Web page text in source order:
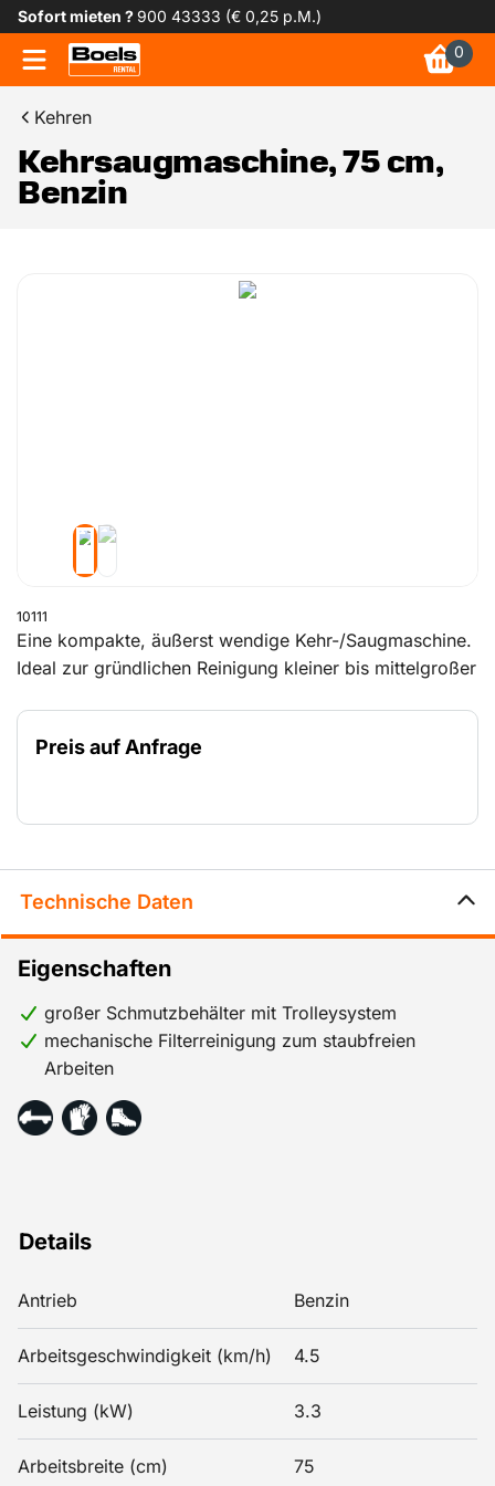
Sofort mieten ?900 43333 (€ 0,25 p.M.)
0
Kehren
Kehrsaugmaschine, 75 cm,
Benzin
10111
Eine kompakte, äußerst wendige Kehr-/Saugmaschine.
Ideal zur gründlichen Reinigung kleiner bis mittelgroßer
leistungsstarker Benzinausführung oder als besonders
leise Akkuausführung für den Inneneinsatz erhältlich.
Preis auf Anfrage
Technische Daten
Details
Antrieb Benzin
Arbeitsgeschwindigkeit (km/h) 4.5
Leistung (kW) 3.3
Arbeitsbreite (cm) 75
Eigenschaften
großer Schmutzbehälter mit Trolleysystem
mechanische Filterreinigung zum staubfreien
Arbeiten